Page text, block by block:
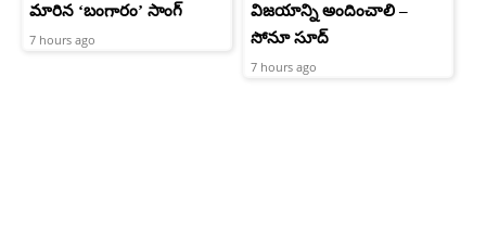
మారిన ‘బంగారం’ సాంగ్
7 hours ago
విజయాన్ని అందించాలి –
సోనూ సూద్
7 hours ago